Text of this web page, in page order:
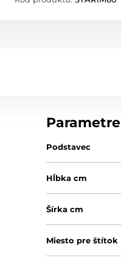
Parametre
Podstavec
Hĺbka cm
Šírka cm
Miesto pre štítok